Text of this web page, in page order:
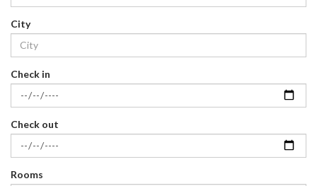
City
Check in
Check out
Rooms